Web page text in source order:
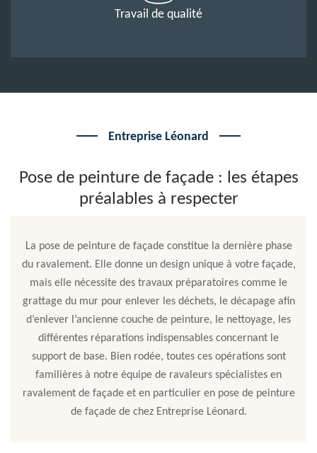
Travail de qualité
Entreprise Léonard
Pose de peinture de façade : les étapes
préalables à respecter
La pose de peinture de façade constitue la dernière phase
du ravalement. Elle donne un design unique à votre façade,
mais elle nécessite des travaux préparatoires comme le
grattage du mur pour enlever les déchets, le décapage afin
d’enlever l’ancienne couche de peinture, le nettoyage, les
différentes réparations indispensables concernant le
support de base. Bien rodée, toutes ces opérations sont
familières à notre équipe de ravaleurs spécialistes en
ravalement de façade et en particulier en pose de peinture
de façade de chez Entreprise Léonard.